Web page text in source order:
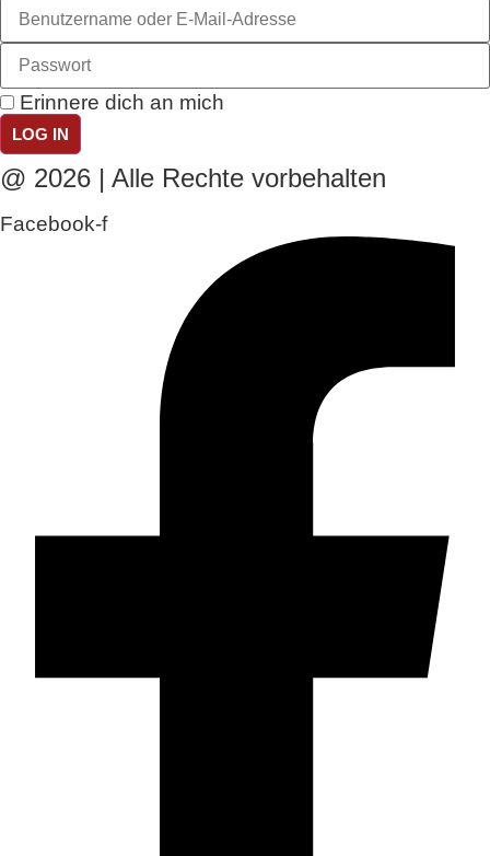
Erinnere dich an mich
LOG IN
@ 2026 | Alle Rechte vorbehalten
Facebook-f